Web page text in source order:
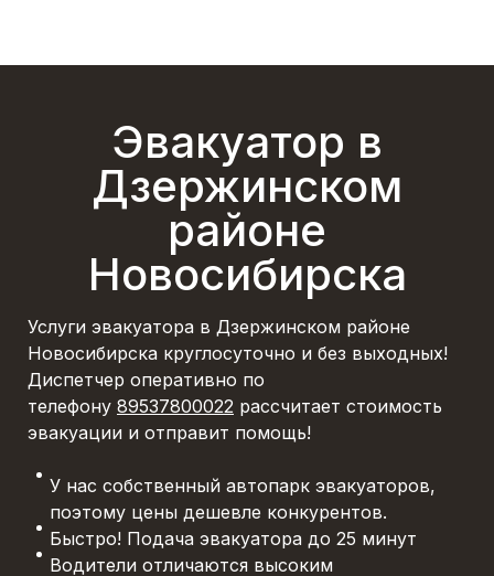
Эвакуатор в
Дзержинском
районе
Новосибирска
Услуги эвакуатора в Дзержинском районе
Новосибирска круглосуточно и без выходных!
Диспетчер оперативно по
телефону 89537800022 рассчитает стоимость
эвакуации и отправит помощь!
У нас собственный автопарк эвакуаторов,
поэтому цены дешевле конкурентов.
Быстро! Подача эвакуатора до 25 минут
Водители отличаются высоким